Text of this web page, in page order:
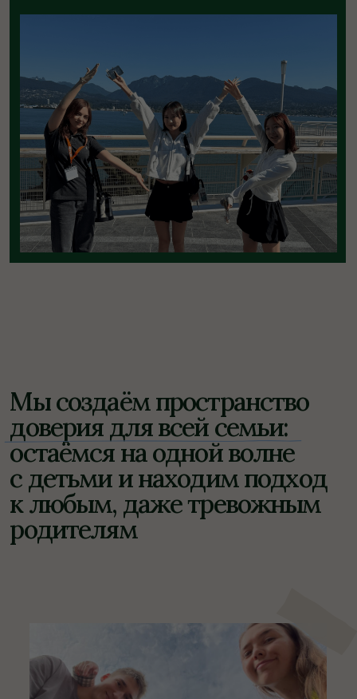
Честно говорим «нет»,
если программа
вам не подходит
Мы всегда на стороне вашего ребёнка. Умеем
дипломатично решать любые вопросы:
от бытовых по жилью до переговоров
со школой по поводу замены
преподавателя, пересмотра результатов
тестирования и перевода ученика на более
высокий уровень
лидеру напрямую — мы всегда на связи.
На групповых программах высылаем
ежедневные фото и видео отчёты